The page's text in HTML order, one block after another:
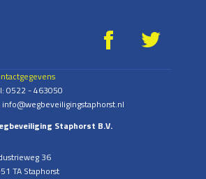
g *
0522 - 463050
info@wegbeveiligingstaphorst.nl
Staphorst B.V.
36
TA Staphorst